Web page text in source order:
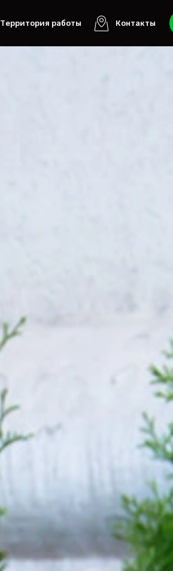
Территория работы Контакты